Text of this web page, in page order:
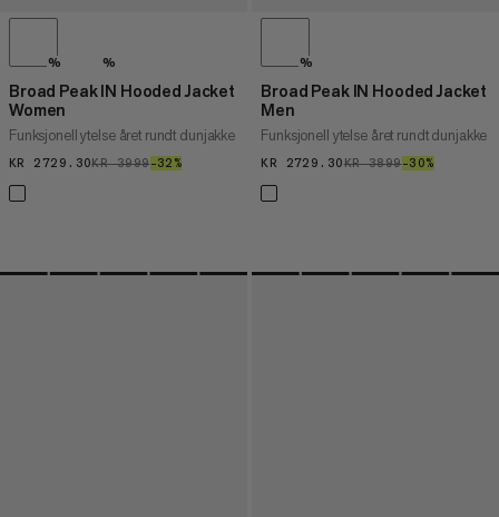
% %
Broad Peak IN Hooded Jacket
Women
Funksjonell ytelse året rundt dunjakke
KR 2729.30KR 2729.30
KR 3999KR 3999
–32%
%
Broad Peak IN Hooded Jacket
Men
Funksjonell ytelse året rundt dunjakke
KR 2729.30KR 2729.30
KR 3899KR 3899
–30%